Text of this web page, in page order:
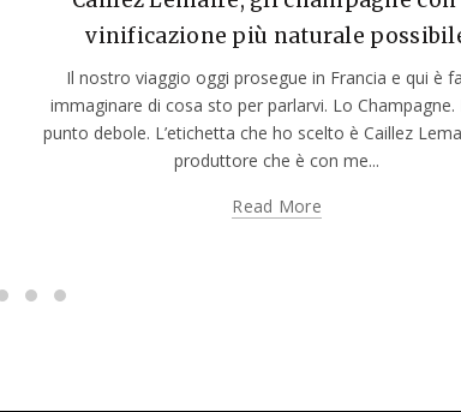
vinificazione più naturale
Il nostro viaggio oggi prosegue in Francia e qui è
immaginare di cosa sto per parlarvi. Lo Champagne.
punto debole. L’etichetta che ho scelto è Caillez
produttore che è con me...
Read More